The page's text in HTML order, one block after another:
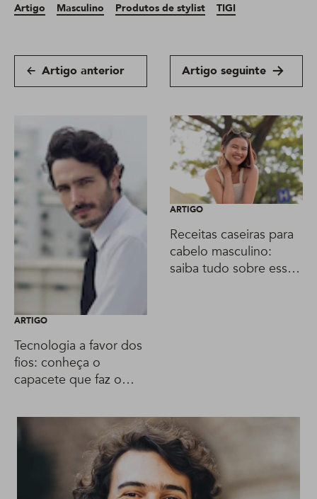
Artigo Masculino Produtos de stylist TIGI
Artigo anterior Artigo seguinte
ARTIGO
Tecnologia a favor dos
fios: conheça o
capacete que faz o
ARTIGO
Receitas caseiras para
cabelo masculino:
saiba tudo sobre essas